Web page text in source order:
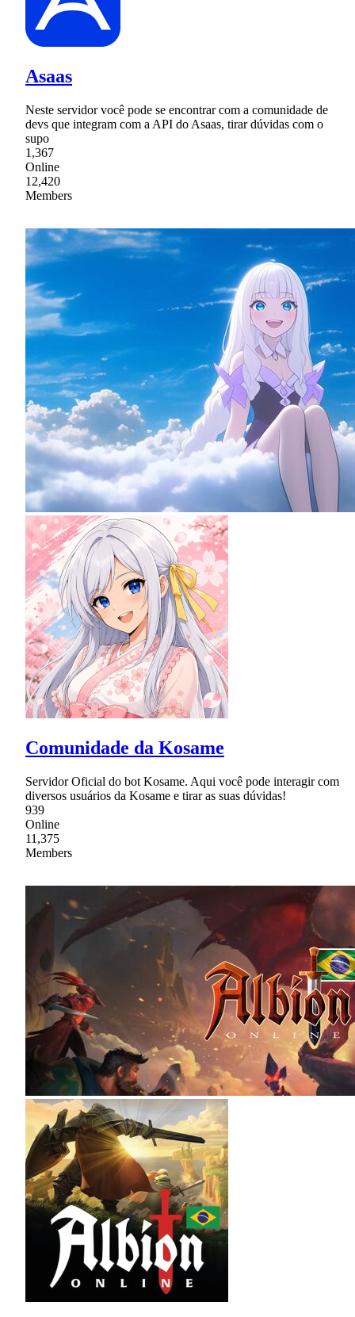
Asaas
Neste servidor você pode se encontrar com a comunidade de
devs que integram com a API do Asaas, tirar dúvidas com o
supo
1,367
Online
12,420
Members
Comunidade da Kosame
Servidor Oficial do bot Kosame. Aqui você pode interagir com
diversos usuários da Kosame e tirar as suas dúvidas!
939
Online
11,375
Members